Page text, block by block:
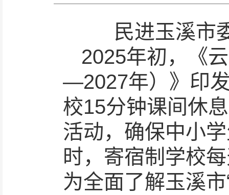
民进玉溪市
2025年初，《
—2027年）》印
校15分钟课间休
活动，确保中小
时，寄宿制学校
为全面了解玉溪